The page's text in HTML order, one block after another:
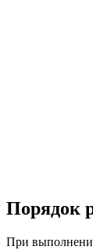
Порядок
При